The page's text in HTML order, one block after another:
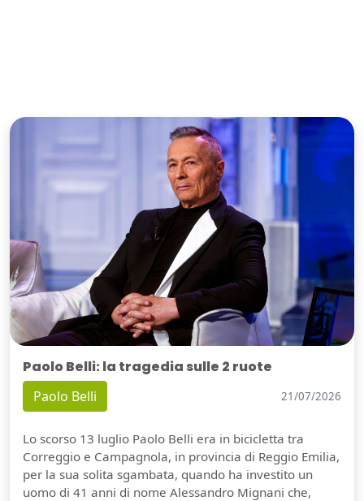
Paolo Belli: la tragedia sulle 2 ruote
Paolo Belli 21/07/2026
Lo scorso 13 luglio Paolo Belli era in bicicletta tra
Correggio e Campagnola, in provincia di Reggio Emilia,
per la sua solita sgambata, quando ha investito un
uomo di 41 anni di nome Alessandro Mignani che,